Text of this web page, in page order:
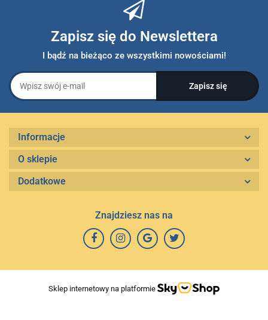
Zapisz się do Newslettera
I bądź na bieżąco ze wszystkimi nowościami!
Informacje
O sklepie
Dodatkowe
Znajdziesz nas na
Sklep internetowy na platformie